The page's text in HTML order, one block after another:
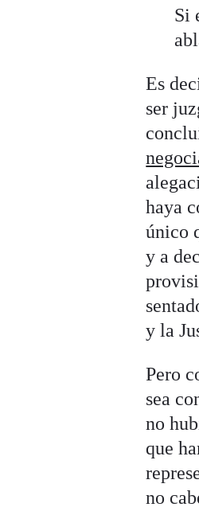
Si
Es
ser
haya
único
y a
y la
Pero
sea
no
que
no